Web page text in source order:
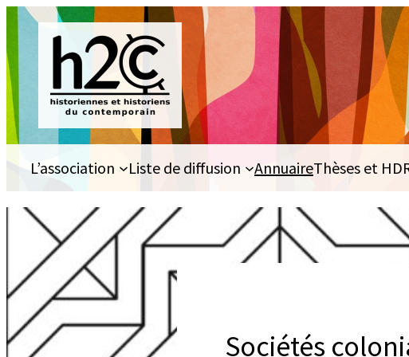
Aller
au
contenu
L’association Liste de diffusion AnnuaireThèses et
Sociétés